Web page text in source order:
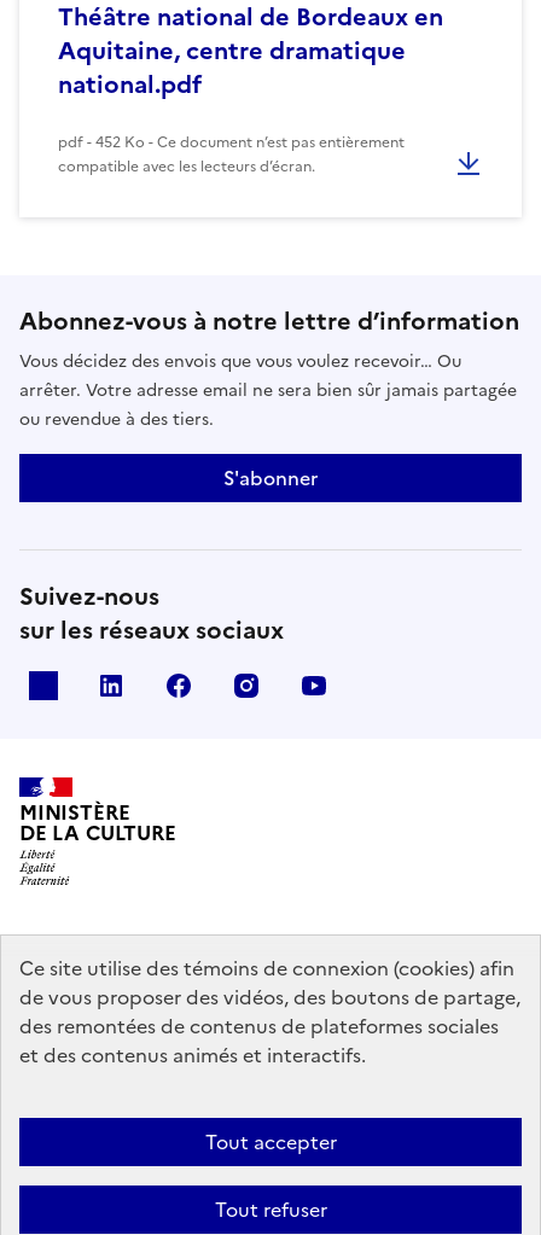
Ce site utilise des témoins de connexion (cookies) afin
de vous proposer des vidéos, des boutons de partage,
des remontées de contenus de plateformes sociales
et des contenus animés et interactifs.
Tout accepter
Tout refuser
Théâtre national de Bordeaux en
Aquitaine, centre dramatique
national.pdf
pdf - 452 Ko - Ce document n’est pas entièrement
compatible avec les lecteurs d’écran.
Abonnez-vous à notre lettre d’information
Vous décidez des envois que vous voulez recevoir… Ou
arrêter. Votre adresse email ne sera bien sûr jamais partagée
ou revendue à des tiers.
S'abonner
Suivez-nous
sur les réseaux sociaux
linkedin facebook instagram
MINISTÈRE
DE LA CULTURE
data.gouv.fr legifrance.gouv.fr
info.gouv.fr
service-public.gouv.fr
Contact Mentions légales
Accessibilité : partiellement conforme
Politique générale de protection des données
des témoins de connexion (cookies)
Plan du site